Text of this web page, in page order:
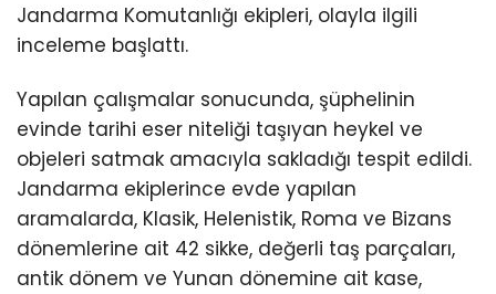
Jandarma Komutanlığı ekipleri, olayla ilgili
inceleme başlattı.
Yapılan çalışmalar sonucunda, şüphelinin
evinde tarihi eser niteliği taşıyan heykel ve
objeleri satmak amacıyla sakladığı tespit edildi.
Jandarma ekiplerince evde yapılan
aramalarda, Klasik, Helenistik, Roma ve Bizans
dönemlerine ait 42 sikke, değerli taş parçaları,
antik dönem ve Yunan dönemine ait kase,